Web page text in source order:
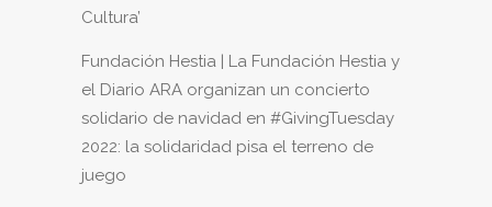
Cultura’
Fundación Hestia | La Fundación Hestia y
el Diario ARA organizan un concierto
solidario de navidad en #GivingTuesday
2022: la solidaridad pisa el terreno de
juego